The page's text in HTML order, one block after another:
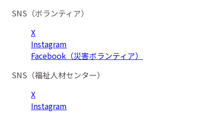
SNS（ボランティア）
X
Instagram
Facebook（災害ボランティア）
SNS（福祉人材センター）
X
Instagram